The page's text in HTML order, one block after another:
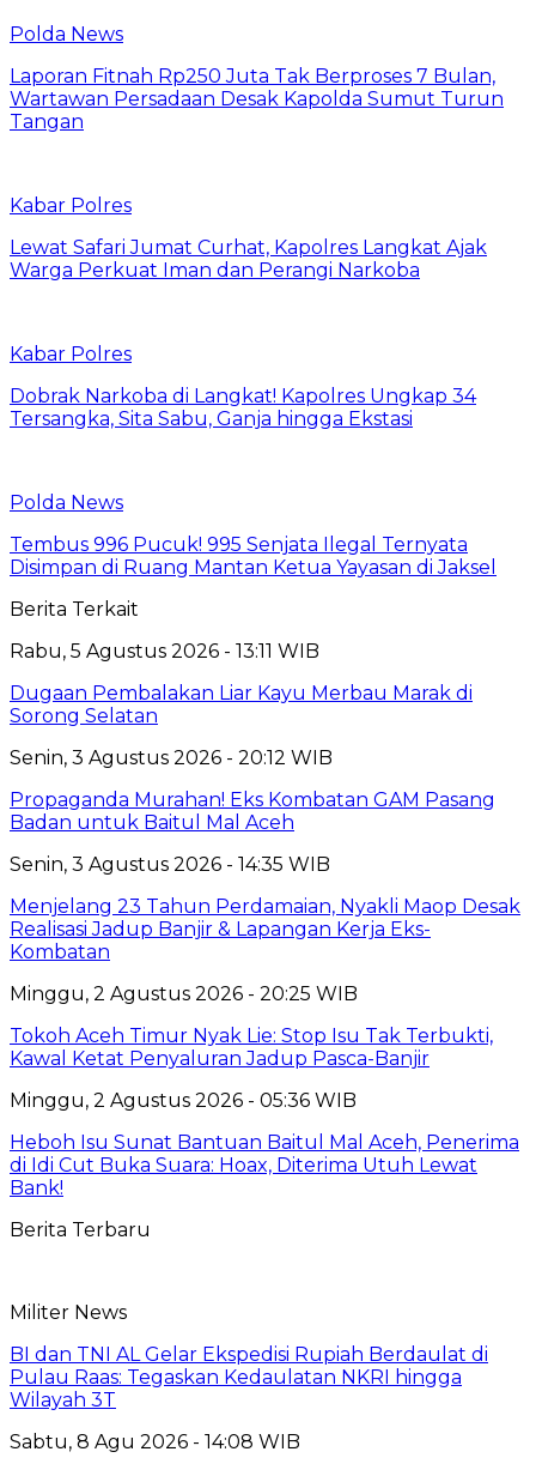
Polda News
Laporan Fitnah Rp250 Juta Tak Berproses 7 Bulan,
Wartawan Persadaan Desak Kapolda Sumut Turun
Tangan
Kabar Polres
Lewat Safari Jumat Curhat, Kapolres Langkat Ajak
Warga Perkuat Iman dan Perangi Narkoba
Kabar Polres
Dobrak Narkoba di Langkat! Kapolres Ungkap 34
Tersangka, Sita Sabu, Ganja hingga Ekstasi
Polda News
Tembus 996 Pucuk! 995 Senjata Ilegal Ternyata
Disimpan di Ruang Mantan Ketua Yayasan di Jaksel
Berita Terkait
Rabu, 5 Agustus 2026 - 13:11 WIB
Dugaan Pembalakan Liar Kayu Merbau Marak di
Sorong Selatan
Senin, 3 Agustus 2026 - 20:12 WIB
Propaganda Murahan! Eks Kombatan GAM Pasang
Badan untuk Baitul Mal Aceh
Senin, 3 Agustus 2026 - 14:35 WIB
Menjelang 23 Tahun Perdamaian, Nyakli Maop Desak
Realisasi Jadup Banjir & Lapangan Kerja Eks-
Kombatan
Minggu, 2 Agustus 2026 - 20:25 WIB
Tokoh Aceh Timur Nyak Lie: Stop Isu Tak Terbukti,
Kawal Ketat Penyaluran Jadup Pasca-Banjir
Minggu, 2 Agustus 2026 - 05:36 WIB
Heboh Isu Sunat Bantuan Baitul Mal Aceh, Penerima
di Idi Cut Buka Suara: Hoax, Diterima Utuh Lewat
Bank!
Berita Terbaru
Militer News
BI dan TNI AL Gelar Ekspedisi Rupiah Berdaulat di
Pulau Raas: Tegaskan Kedaulatan NKRI hingga
Wilayah 3T
Sabtu, 8 Agu 2026 - 14:08 WIB